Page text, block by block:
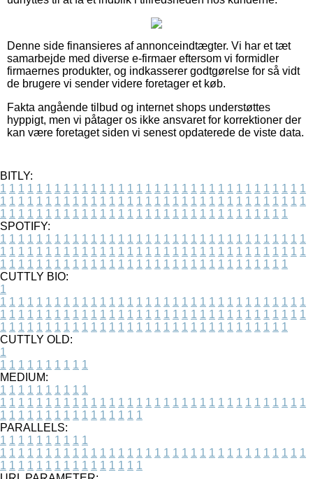
Denne side finansieres af annonceindtægter. Vi har et tæt
samarbejde med diverse e-firmaer eftersom vi formidler
firmaernes produkter, og indkasserer godtgørelse for så vidt
de brugere vi sender videre foretager et køb.
Fakta angående tilbud og internet shops understøttes
hyppigt, men vi påtager os ikke ansvaret for korrektioner der
kan være foretaget siden vi senest opdaterede de viste data.
BITLY:
1 1 1 1 1 1 1 1 1 1 1 1 1 1 1 1 1 1 1 1 1 1 1 1 1 1 1 1 1 1 1 1 1 1
1 1 1 1 1 1 1 1 1 1 1 1 1 1 1 1 1 1 1 1 1 1 1 1 1 1 1 1 1 1 1 1 1 1
1 1 1 1 1 1 1 1 1 1 1 1 1 1 1 1 1 1 1 1 1 1 1 1 1 1 1 1 1 1 1 1
SPOTIFY:
1 1 1 1 1 1 1 1 1 1 1 1 1 1 1 1 1 1 1 1 1 1 1 1 1 1 1 1 1 1 1 1 1 1
1 1 1 1 1 1 1 1 1 1 1 1 1 1 1 1 1 1 1 1 1 1 1 1 1 1 1 1 1 1 1 1 1 1
1 1 1 1 1 1 1 1 1 1 1 1 1 1 1 1 1 1 1 1 1 1 1 1 1 1 1 1 1 1 1 1
CUTTLY BIO:
1
1 1 1 1 1 1 1 1 1 1 1 1 1 1 1 1 1 1 1 1 1 1 1 1 1 1 1 1 1 1 1 1 1 1
1 1 1 1 1 1 1 1 1 1 1 1 1 1 1 1 1 1 1 1 1 1 1 1 1 1 1 1 1 1 1 1 1 1
1 1 1 1 1 1 1 1 1 1 1 1 1 1 1 1 1 1 1 1 1 1 1 1 1 1 1 1 1 1 1 1
CUTTLY OLD:
1
1 1 1 1 1 1 1 1 1 1
MEDIUM:
1 1 1 1 1 1 1 1 1 1
1 1 1 1 1 1 1 1 1 1 1 1 1 1 1 1 1 1 1 1 1 1 1 1 1 1 1 1 1 1 1 1 1 1
1 1 1 1 1 1 1 1 1 1 1 1 1 1 1 1
PARALLELS:
1 1 1 1 1 1 1 1 1 1
1 1 1 1 1 1 1 1 1 1 1 1 1 1 1 1 1 1 1 1 1 1 1 1 1 1 1 1 1 1 1 1 1 1
1 1 1 1 1 1 1 1 1 1 1 1 1 1 1 1